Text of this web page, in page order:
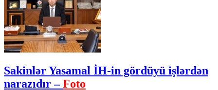
Sakinlər Yasamal İH-in gördüyü işlərdən
narazıdır –Foto